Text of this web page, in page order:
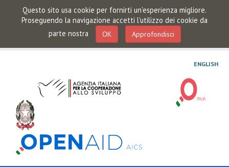
Questo sito usa cookie per fornirti un'esperienza migliore.
Proseguendo la navigazione accetti l'utilizzo dei cookie da
parte nostra
OK Approfondisci
ENGLISH